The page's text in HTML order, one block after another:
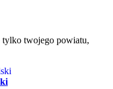
tylko twojego powiatu,